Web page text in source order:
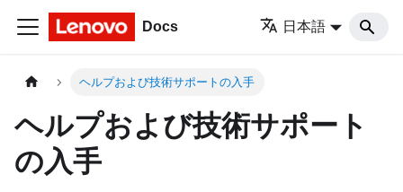
Docs 日本語
ヘルプおよび技術サポートの入手
ヘルプおよび技術サポート
の入手